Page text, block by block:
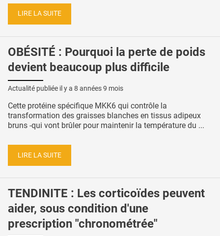
LIRE LA SUITE
OBÉSITÉ : Pourquoi la perte de poids
devient beaucoup plus difficile
Actualité publiée il y a 8 années 9 mois
Cette protéine spécifique MKK6 qui contrôle la
transformation des graisses blanches en tissus adipeux
bruns -qui vont brûler pour maintenir la température du ...
LIRE LA SUITE
TENDINITE : Les corticoïdes peuvent
aider, sous condition d'une
prescription "chronométrée"